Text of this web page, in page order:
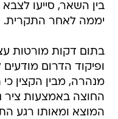
בין השאר, סייעו לצבא
יממה לאחר התקרית.
בתום דקות מורטות
ופיקוד הדרום
מנהרה, מבין הקצין
החוצה באמצעות ציר
המוצא ומאותו רגע